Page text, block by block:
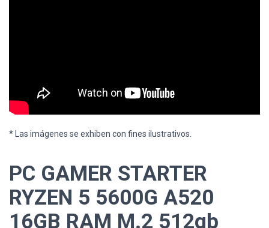
* Las imágenes se exhiben con fines ilustrativos.
PC GAMER STARTER
RYZEN 5 5600G A520
16GB RAM M.2 512gb